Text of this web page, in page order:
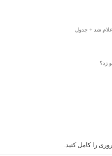
را کامل کنید.